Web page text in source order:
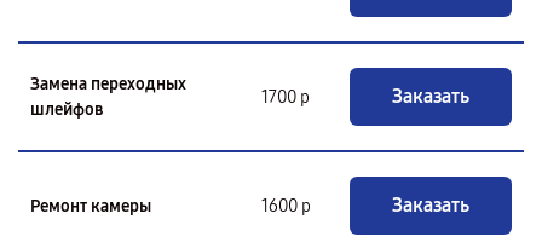
Замена переходных
шлейфов
1700 р Заказать
Ремонт камеры 1600 р Заказать